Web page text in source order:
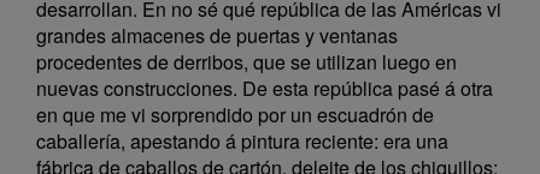
desarrollan. En no sé qué república de las Américas vi
grandes almacenes de puertas y ventanas
procedentes de derribos, que se utilizan luego en
nuevas construcciones. De esta república pasé á otra
en que me vi sorprendido por un escuadrón de
caballería, apestando á pintura reciente: era una
fábrica de caballos de cartón, deleite de los chiquillos;